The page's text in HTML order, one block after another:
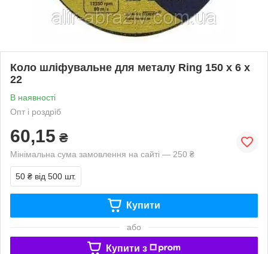
Коло шліфувальне для металу Ring 150 х 6 х
22
В наявності
Опт і роздріб
60,15 ₴
Мінімальна сума замовлення на сайті — 250 ₴
50 ₴ від 500 шт.
Купити
або
Купити з